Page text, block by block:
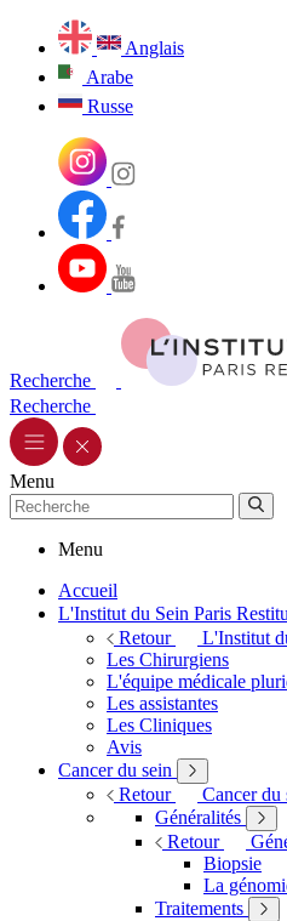
Anglais
Arabe
Russe
Recherche
Recherche
Menu
Menu
Accueil
L'Institut du Sein Paris
Retour
L'Institut
Les Chirurgiens
L'équipe médicale
Les assistantes
Les Cliniques
Avis
Cancer du sein
Retour
Cancer du
Généralités
Retour
Biopsie
La
Traitements